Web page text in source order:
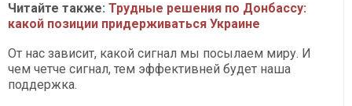
Читайте также: Трудные решения по Донбассу:
какой позиции придерживаться Украине
От нас зависит, какой сигнал мы посылаем миру. И
чем четче сигнал, тем эффективней будет наша
поддержка.